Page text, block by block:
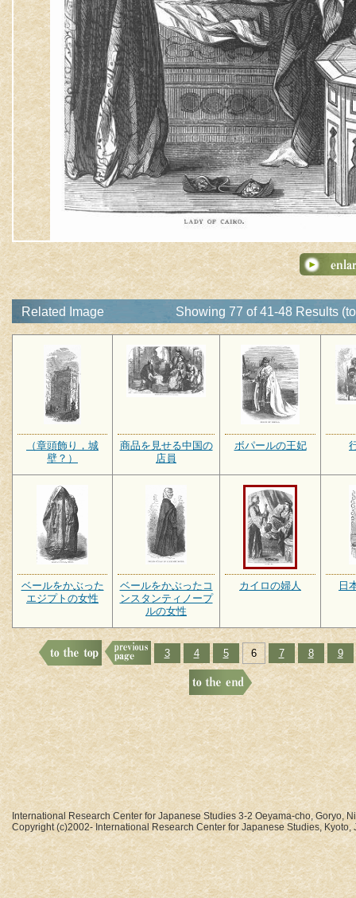
Related Image Showing 77 of 41-48 Results
（章頭飾り，城
壁？）
商品を見せる中国の
店員
ボパールの王妃
ベールをかぶった
エジプトの女性
ベールをかぶったコ
ンスタンティノープ
ルの女性
カイロの婦人 日
3 4 5 6 7 8 9
International Research Center for Japanese Studies 3-2 Oeyama-cho, Goryo,
Copyright (c)2002- International Research Center for Japanese Studies, Kyoto,